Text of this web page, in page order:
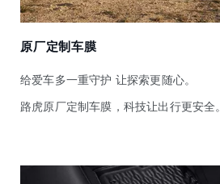
原厂定制车膜
给爱车多一重守护 让探索更随心。
路虎原厂定制车膜，科技让出行更安全。